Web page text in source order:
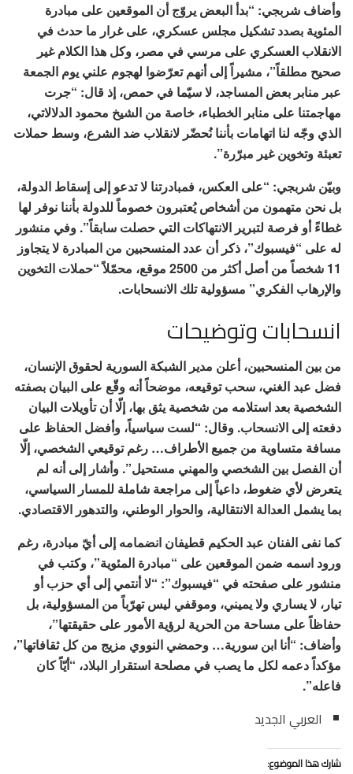
وأضاف شربجي: “بدأ البعض يروّج أن الموقعين على مبادرة
المئوية بصدد تشكيل مجلس عسكري، على غرار ما حدث في
الانقلاب العسكري على مرسي في مصر، وكل هذا الكلام غير
صحيح مطلقاً”، مشيراً إلى أنهم تعرّضوا لهجوم علني يوم الجمعة
عبر منابر بعض المساجد، لا سيّما في حمص، إذ قال: “جرت
مهاجمتنا على منابر الخطباء، خاصة من الشيخ محمود الدلالاتي،
الذي وجّه لنا اتهامات بأننا نُحضّر لانقلاب ضد الشرع، وسط حملات
تعبئة وتخوين غير مبرّرة”.
وبيّن شربجي: “على العكس، فمبادرتنا لا تدعو إلى إسقاط الدولة،
بل نحن متهمون من أشخاص يُعتبرون خصوماً للدولة بأننا نوفر لها
غطاءً أو فرصة لتبرير الانتهاكات التي حصلت سابقاً”. وفي منشور
له على “فيسبوك”، ذكر أن عدد المنسحبين من المبادرة لا يتجاوز
11 شخصاً من أصل أكثر من 2500 موقع، محمّلاً “حملات التخوين
والإرهاب الفكري” مسؤولية تلك الانسحابات.
انسحابات وتوضيحات
من بين المنسحبين، أعلن مدير الشبكة السورية لحقوق الإنسان،
فضل عبد الغني، سحب توقيعه، موضحاً أنه وقّع على البيان بصفته
الشخصية بعد استلامه من شخصية يثق بها، إلّا أن تأويلات البيان
دفعته إلى الانسحاب. وقال: “لست سياسياً، وأفضل الحفاظ على
مسافة متساوية من جميع الأطراف… رغم توقيعي الشخصي، إلّا
أن الفصل بين الشخصي والمهني مستحيل”. وأشار إلى أنه لم
يتعرض لأي ضغوط، داعياً إلى مراجعة شاملة للمسار السياسي،
بما يشمل العدالة الانتقالية، والحوار الوطني، والتدهور الاقتصادي.
كما نفى الفنان عبد الحكيم قطيفان انضمامه إلى أيّ مبادرة، رغم
ورود اسمه ضمن الموقعين على “مبادرة المئوية”، وكتب في
منشور على صفحته في “فيسبوك”: “لا أنتمي إلى أي حزب أو
تيار، لا يساري ولا يميني، وموقفي ليس تهرّباً من المسؤولية، بل
حفاظاً على مساحة من الحرية لرؤية الأمور على حقيقتها”،
وأضاف: “أنا ابن سورية… وحمضي النووي مزيج من كل ثقافاتها”،
مؤكداً دعمه لكل ما يصب في مصلحة استقرار البلاد، “أيّاً كان
فاعله”.
العربي الجديد
شارك هذا الموضوع: